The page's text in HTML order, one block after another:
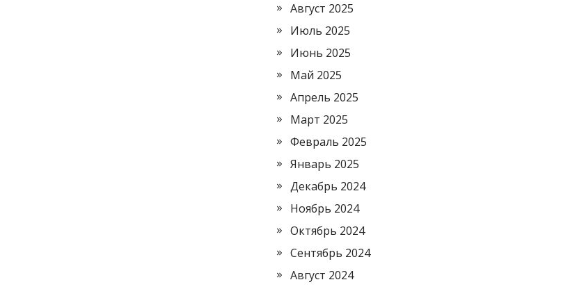
Август 2025
Июль 2025
Июнь 2025
Май 2025
Апрель 2025
Март 2025
Февраль 2025
Январь 2025
Декабрь 2024
Ноябрь 2024
Октябрь 2024
Сентябрь 2024
Август 2024